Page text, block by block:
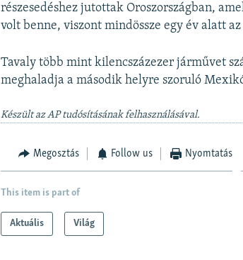
részesedéshez jutottak Oroszországban,
volt benne, viszont mindössze egy év alatt
Tavaly több mint kilencszázezer járművet
meghaladja a második helyre szoruló
Készült az AP tudósításának felhasználásával.
Megosztás Follow us Nyomtatás
This item is part of
Aktuális Világ